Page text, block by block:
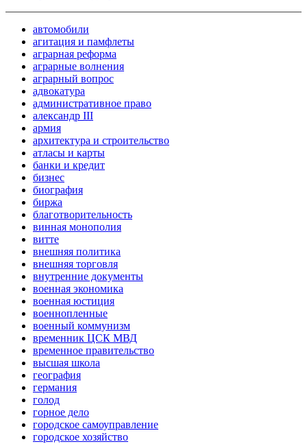
автомобили
агитация и памфлеты
аграрная реформа
аграрные волнения
аграрный вопрос
адвокатура
административное право
александр III
армия
архитектура и строительство
атласы и карты
банки и кредит
бизнес
биография
биржа
благотворительность
винная монополия
витте
внешняя политика
внешняя торговля
внутренние документы
военная экономика
военная юстиция
военнопленные
военный коммунизм
временник ЦСК МВД
временное правительство
высшая школа
география
германия
голод
горное дело
городское самоуправление
городское хозяйство